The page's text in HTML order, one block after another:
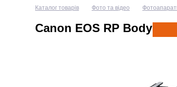
Каталог товарів Фото та відео
Canon EOS RP Body